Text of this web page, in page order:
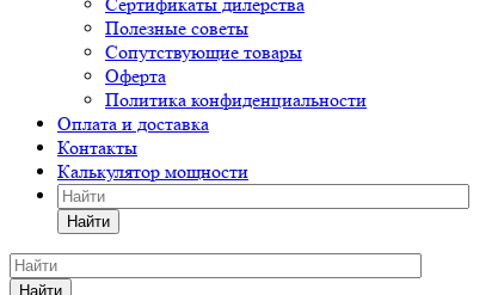
Полезные советы
Сопутствующие товары
Оферта
Политика конфиденциальности
Оплата и доставка
Контакты
Калькулятор мощности
Найти
Найти